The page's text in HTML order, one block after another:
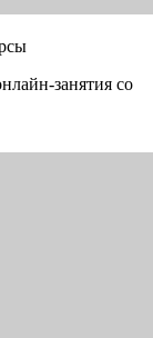
занятия со